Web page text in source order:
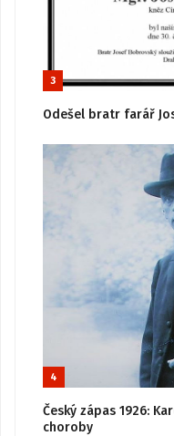
3
Odešel bratr farář
4
Český zápas 1926:
choroby